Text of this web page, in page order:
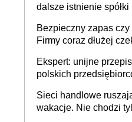
dalsze istnienie
Bezpieczny zapas
Firmy coraz dłużej
Ekspert: unijne
polskich
Sieci handlowe
wakacje. Nie chodzi